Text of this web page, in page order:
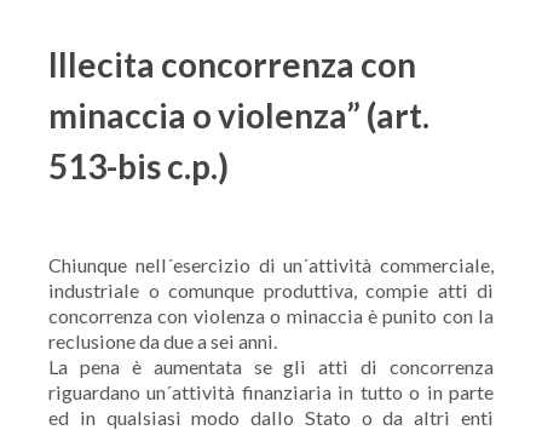
Illecita concorrenza con
minaccia o violenza” (art.
513-bis c.p.)
Chiunque nell´esercizio di un´attività commerciale,
industriale o comunque produttiva, compie atti di
concorrenza con violenza o minaccia è punito con la
reclusione da due a sei anni.
La pena è aumentata se gli atti di concorrenza
riguardano un´attività finanziaria in tutto o in parte
ed in qualsiasi modo dallo Stato o da altri enti